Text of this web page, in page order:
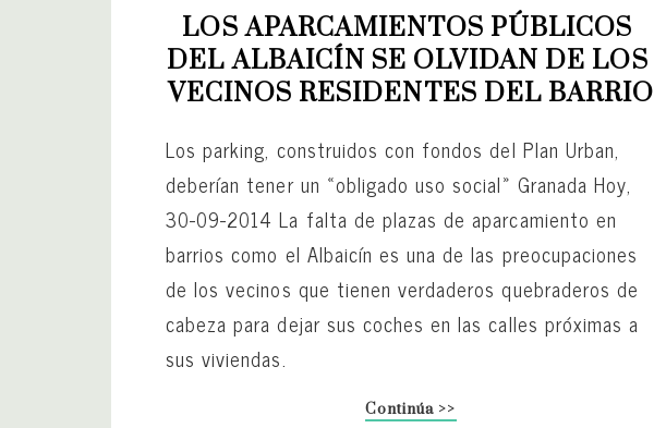
LOS APARCAMIENTOS PÚBLICOS
DEL ALBAICÍN SE OLVIDAN DE LOS
VECINOS RESIDENTES DEL BARRIO
Los parking, construidos con fondos del Plan Urban,
deberían tener un «obligado uso social» Granada Hoy,
30-09-2014 La falta de plazas de aparcamiento en
barrios como el Albaicín es una de las preocupaciones
de los vecinos que tienen verdaderos quebraderos de
cabeza para dejar sus coches en las calles próximas a
sus viviendas.
Continúa >>